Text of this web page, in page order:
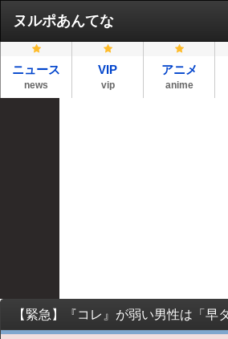
ヌルポあんてな
ニュース
news
VIP
vip
アニメ
anime